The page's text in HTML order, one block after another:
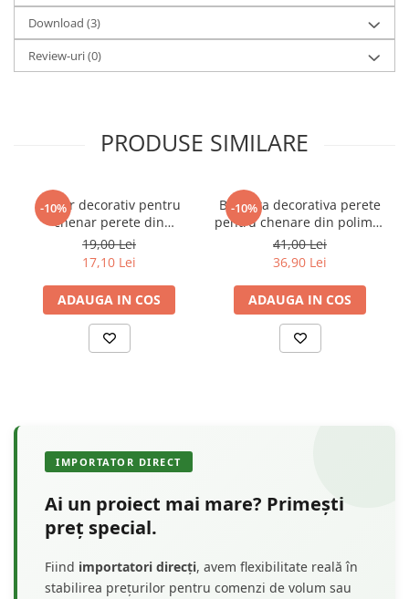
Download (3)
Review-uri(0)
PRODUSE SIMILARE
-10%
Coltar decorativ pentru
chenar perete din
poliuretan 10.7 x 10.7 cm -
HCR502-3
19,00 Lei
17,10 Lei
ADAUGA IN COS
-10%
Bagheta decorativa perete
pentru chenare din polimer
rigid 3.3 x 1.4 cm - HCR522
41,00 Lei
36,90 Lei
ADAUGA IN COS
IMPORTATOR DIRECT
Ai un proiect mai mare? Primești
preț special.
Fiind importatori direcți, avem flexibilitate reală în
stabilirea prețurilor pentru comenzi de volum sau